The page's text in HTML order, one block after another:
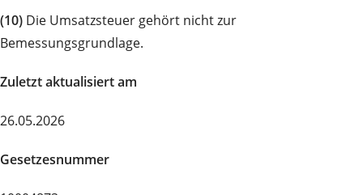
(10) Die Umsatzsteuer gehört nicht zur
Bemessungsgrundlage.
Zuletzt aktualisiert am
26.05.2026
Gesetzesnummer